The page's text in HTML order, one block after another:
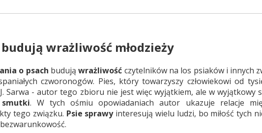
wrażliwość młodzieży
o psach budująwrażliwość czytelników na los psiaków i innych
czworonogów. Pies, który towarzyszy człowiekowi od
Sarwa - autor tego zbioru nie jest więc wyjątkiem, ale w wyjątkowy
. W tych ośmiu opowiadaniach autor ukazuje relacje
tego związku. Psie sprawyinteresują wielu ludzi, bo miłość tych